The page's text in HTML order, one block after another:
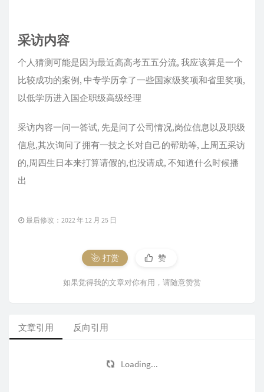
采访内容
个人猜测可能是因为最近高高考五五分流, 我应该算是一个
比较成功的案例, 中专学历拿了一些国家级奖项和省里奖项,
以低学历进入国企职级高级经理
采访内容一问一答试, 先是问了公司情况,岗位信息以及职级
信息,其次询问了拥有一技之长对自己的帮助等, 上周五采访
的,周四生日本来打算请假的,也没请成, 不知道什么时候播
出
最后修改：2022 年 12 月 25 日
打赏 赞
如果觉得我的文章对你有用，请随意赞赏
文章引用 反向引用
Loading...